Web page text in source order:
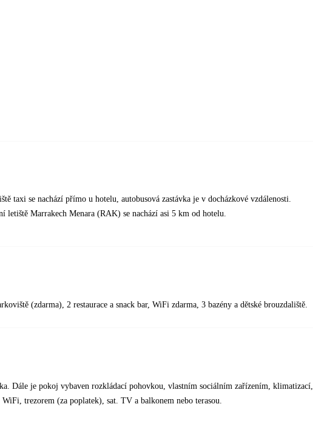
taxi se nachází přímo u hotelu, autobusová zastávka je v docházkové vzdálenosti.
Marrakech Menara (RAK) se nachází asi 5 km od hotelu.
(zdarma), 2 restaurace a snack bar, WiFi zdarma, 3 bazény a dětské brouzdaliště.
Dále je pokoj vybaven rozkládací pohovkou, vlastním sociálním zařízením, klimatizací,
trezorem (za poplatek), sat. TV a balkonem nebo terasou.